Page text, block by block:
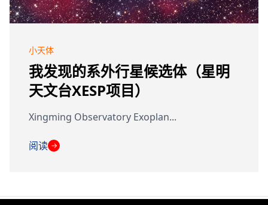
小天体
我发现的系外行星候选体（星明
天文台XESP项目）
Xingming Observatory Exoplan...
阅读 →